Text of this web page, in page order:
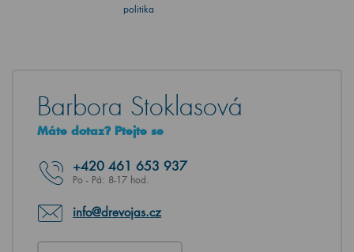
politika
Barbora Stoklasová
Máte dotaz? Ptejte se
+420 461 653 937
Po - Pá: 8-17 hod.
info@drevojas.cz